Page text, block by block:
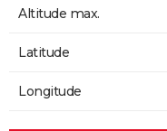
Altitude max.
Latitude
Longitude